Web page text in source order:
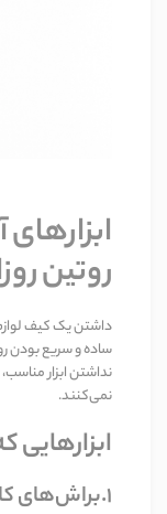
روتین
داشتن یک کیف
ساده و سریع بودن
نداشتن ابزار
نمی‌کنند.
ابزارهایی
1.براش‌های کاربردی